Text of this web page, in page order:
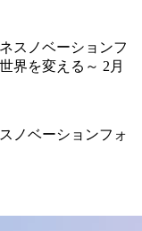
ノベーションフォ